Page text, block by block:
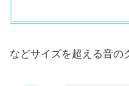
などサイズを超える音の